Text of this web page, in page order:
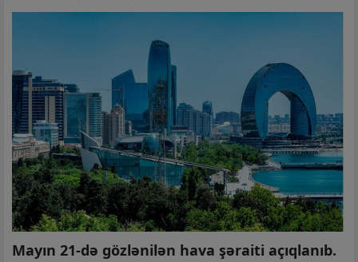
Mayın 21-də gözlənilən hava şəraiti açıqlanıb.